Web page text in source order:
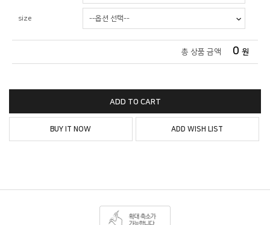
size
총 상품 금액 0 원
ADD TO CART
BUY IT NOW ADD WISH LIST